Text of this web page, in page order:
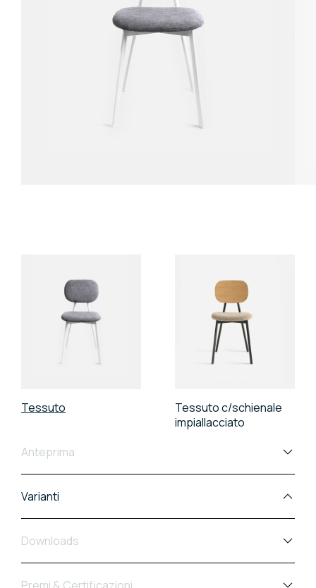
Tessuto
Tessuto c/schienale
impiallacciato
Anteprima
Varianti
Downloads